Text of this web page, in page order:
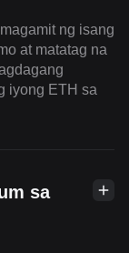
ng isang
at matatag na
iyong ETH sa
sa